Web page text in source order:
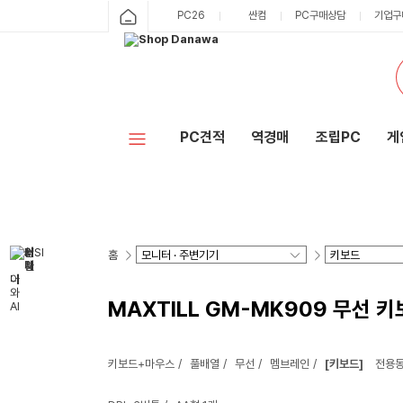
PC26 싼컴 PC구매상담 기업
PC견적 역경매 조립PC 게
홈
MAXTILL GM-MK909 무선 키
키보드+마우스 풀배열 무선 멤브레인 [키보드] 전용